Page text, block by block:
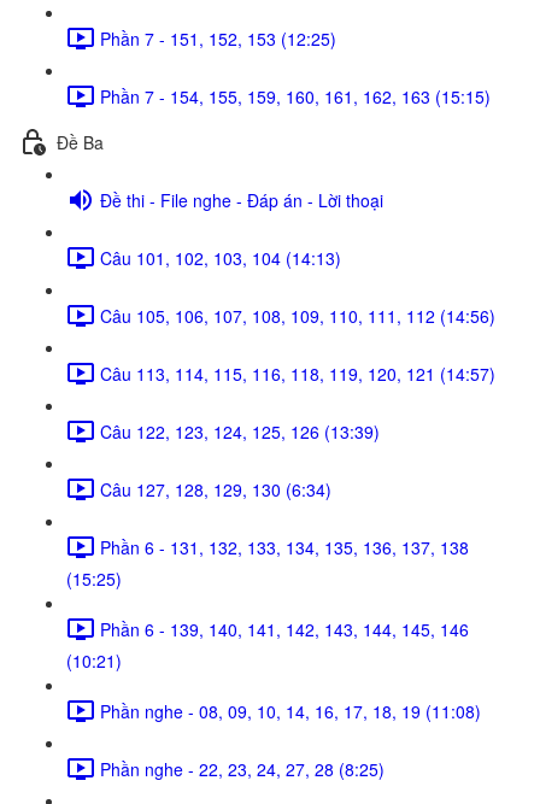
Phần 7 - 151, 152, 153 (12:25)
Phần 7 - 154, 155, 159, 160, 161, 162, 163 (15:15)
Đề Ba
Đề thi - File nghe - Đáp án - Lời thoại
Câu 101, 102, 103, 104 (14:13)
Câu 105, 106, 107, 108, 109, 110, 111, 112 (14:56)
Câu 113, 114, 115, 116, 118, 119, 120, 121 (14:57)
Câu 122, 123, 124, 125, 126 (13:39)
Câu 127, 128, 129, 130 (6:34)
Phần 6 - 131, 132, 133, 134, 135, 136, 137, 138
(15:25)
Phần 6 - 139, 140, 141, 142, 143, 144, 145, 146
(10:21)
Phần nghe - 08, 09, 10, 14, 16, 17, 18, 19 (11:08)
Phần nghe - 22, 23, 24, 27, 28 (8:25)